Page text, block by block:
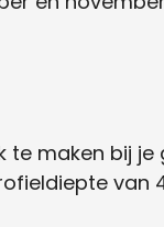
maken bij je
van